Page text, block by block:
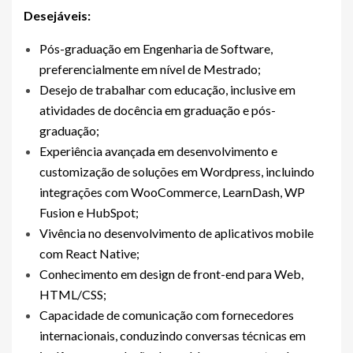
Desejáveis:
Pós-graduação em Engenharia de Software,
preferencialmente em nível de Mestrado;
Desejo de trabalhar com educação, inclusive em
atividades de docência em graduação e pós-
graduação;
Experiência avançada em desenvolvimento e
customização de soluções em Wordpress, incluindo
integrações com WooCommerce, LearnDash, WP
Fusion e HubSpot;
Vivência no desenvolvimento de aplicativos mobile
com React Native;
Conhecimento em design de front-end para Web,
HTML/CSS;
Capacidade de comunicação com fornecedores
internacionais, conduzindo conversas técnicas em